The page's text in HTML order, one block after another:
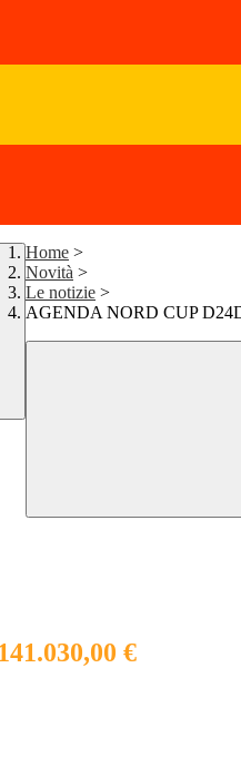
Home >
Novità >
Le notizie >
AGENDA NORD CUP
€